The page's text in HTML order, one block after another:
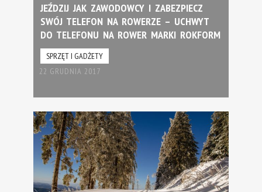
JEŹDZIJ JAK ZAWODOWCY I ZABEZPIECZ
SWÓJ TELEFON NA ROWERZE – UCHWYT
DO TELEFONU NA ROWER MARKI ROKFORM
SPRZĘT I GADŻETY
22 GRUDNIA 2017